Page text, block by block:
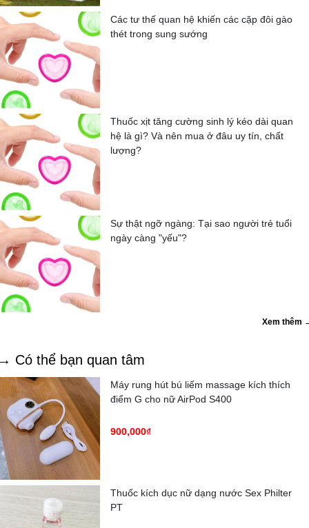
Các tư thế quan hệ khiến các cặp đôi gào
thét trong sung sướng
Thuốc xịt tăng cường sinh lý kéo dài quan
hệ là gì? Và nên mua ở đâu uy tín, chất
lượng?
Sự thật ngỡ ngàng: Tại sao người trẻ tuổi
ngày càng "yếu"?
Xem thêm
Có thể bạn quan tâm
Máy rung hút bú liếm massage kích thích
điểm G cho nữ AirPod S400
900,000₫
Thuốc kích dục nữ dạng nước Sex Philter
PT